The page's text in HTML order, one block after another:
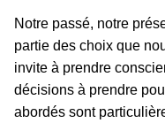
Notre passé, notre
partie des choix que
invite à prendre
décisions à prendre
abordés sont